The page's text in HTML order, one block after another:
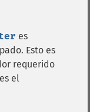
es
Esto es
requerido
es el